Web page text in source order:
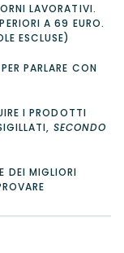
LAVORATIVI.
A 69 EURO.
ESCLUSE)
PER PARLARE CON
I PRODOTTI
SECONDO
DEI MIGLIORI